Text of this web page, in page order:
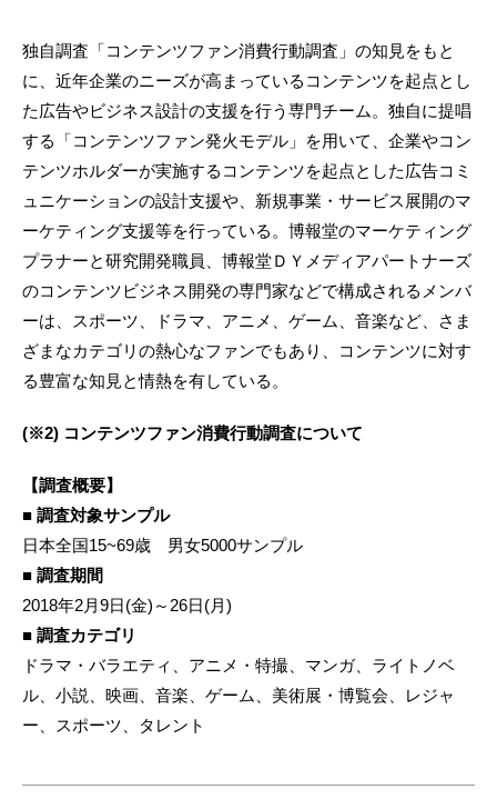
独自調査「コンテンツファン消費行動調査」の知見をもと
に、近年企業のニーズが高まっているコンテンツを起点とし
た広告やビジネス設計の支援を行う専門チーム。独自に提唱
する「コンテンツファン発火モデル」を用いて、企業やコン
テンツホルダーが実施するコンテンツを起点とした広告コミ
ュニケーションの設計支援や、新規事業・サービス展開のマ
ーケティング支援等を行っている。博報堂のマーケティング
プラナーと研究開発職員、博報堂ＤＹメディアパートナーズ
のコンテンツビジネス開発の専門家などで構成されるメンバ
ーは、スポーツ、ドラマ、アニメ、ゲーム、音楽など、さま
ざまなカテゴリの熱心なファンでもあり、コンテンツに対す
る豊富な知見と情熱を有している。
(※2) コンテンツファン消費行動調査について
【調査概要】
■ 調査対象サンプル
日本全国15~69歳 男女5000サンプル
■ 調査期間
2018年2月9日(金)～26日(月)
■ 調査カテゴリ
ドラマ・バラエティ、アニメ・特撮、マンガ、ライトノベ
ル、小説、映画、音楽、ゲーム、美術展・博覧会、レジャ
ー、スポーツ、タレント